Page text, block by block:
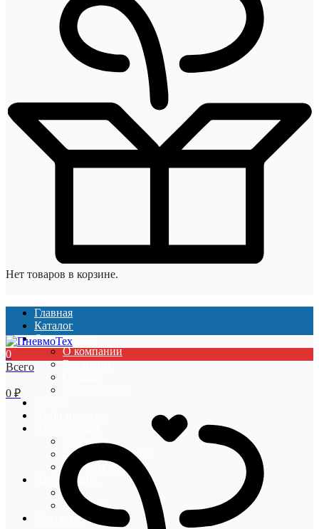
Нет товаров в корзине.
Главная
Каталог
О компании
О компании
Вакансии
Гарантии
Оплата и доставка
Акции и скидки
Информация
Блог
Новости
Контакты
0
Всего
0 ₽